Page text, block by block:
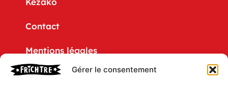
Gérer le consentement
Contact
Mentions légales
Politique de confidentialité